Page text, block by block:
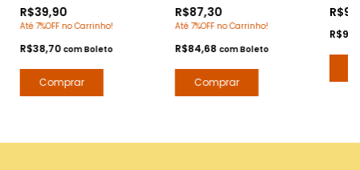
Colônia Desodorante
Corporal - Contratipos
R$39,90
Até 7%OFF no Carrinho!
R$38,70 comBoleto
Contratipos Premium -
Arte 1 Perfumes
R$87,30
Até 7%OFF no Carrinho!
R$84,68 comBoleto